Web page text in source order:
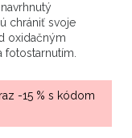
chrániť svoje
oxidačným
-15 % s kódom